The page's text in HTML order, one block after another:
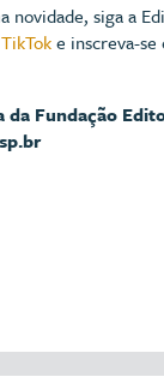
novidade, siga a
TikToke inscreva-se
da Fundação